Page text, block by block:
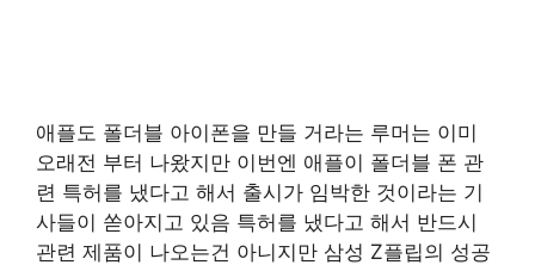
애플도 폴더블 아이폰을 만들 거라는 루머는 이미
오래전 부터 나왔지만 이번엔 애플이 폴더블 폰 관
련 특허를 냈다고 해서 출시가 임박한 것이라는 기
사들이 쏟아지고 있음 특허를 냈다고 해서 반드시
관련 제품이 나오는건 아니지만 삼성 Z플립의 성공